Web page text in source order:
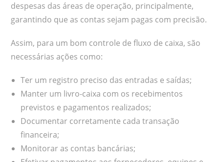
despesas das áreas de operação, principalmente,
garantindo que as contas sejam pagas com precisão.
Assim, para um bom controle de fluxo de caixa, são
necessárias ações como:
Ter um registro preciso das entradas e saídas;
Manter um livro-caixa com os recebimentos
previstos e pagamentos realizados;
Documentar corretamente cada transação
financeira;
Monitorar as contas bancárias;